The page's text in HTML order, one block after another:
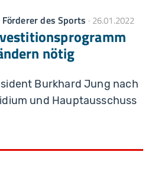
des Sports 26.01.2022
nötig
Burkhard Jung nach
und Hauptausschuss